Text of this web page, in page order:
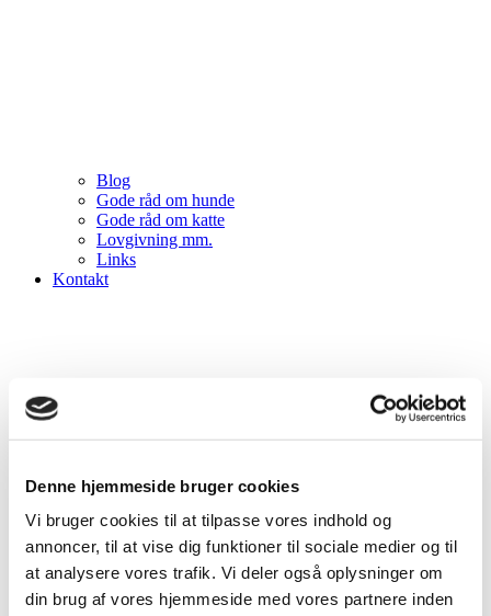
Denne hjemmeside bruger cookies
Vi bruger cookies til at tilpasse vores indhold og
annoncer, til at vise dig funktioner til sociale medier og til
at analysere vores trafik. Vi deler også oplysninger om
din brug af vores hjemmeside med vores partnere inden
Blog
Gode råd om hunde
Gode råd om katte
Lovgivning mm.
Links
Kontakt